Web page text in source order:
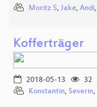
Moritz S, Jake, Andi,
Kofferträger
2018-05-13
32
Konstantin, Severin,